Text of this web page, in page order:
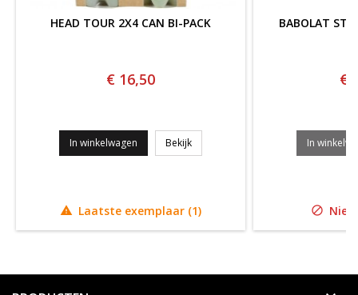
HEAD TOUR 2X4 CAN BI-PACK
€ 16,50
In winkelwagen BekijkHEAD TOUR 2x4 CAN BI-PACK
 Laatste exemplaar (1)
BABOLAT
€
In
 Niet